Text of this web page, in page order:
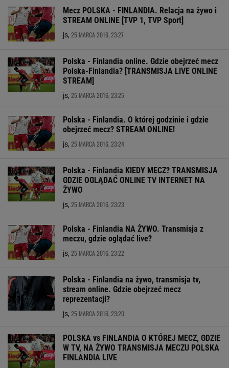
Mecz POLSKA - FINLANDIA. Relacja na żywo i
STREAM ONLINE [TVP 1, TVP Sport]
js, 25 MARCA 2016, 23:27
Polska - Finlandia online. Gdzie obejrzeć mecz
Polska-Finlandia? [TRANSMISJA LIVE ONLINE
STREAM]
js, 25 MARCA 2016, 23:25
Polska - Finlandia. O której godzinie i gdzie
obejrzeć mecz? STREAM ONLINE!
js, 25 MARCA 2016, 23:24
Polska - Finlandia KIEDY MECZ? TRANSMISJA
GDZIE OGLĄDAĆ ONLINE TV INTERNET NA
ŻYWO
js, 25 MARCA 2016, 23:23
Polska - Finlandia NA ŻYWO. Transmisja z
meczu, gdzie oglądać live?
js, 25 MARCA 2016, 23:22
Polska - Finlandia na żywo, transmisja tv,
stream online. Gdzie obejrzeć mecz
reprezentacji?
js, 25 MARCA 2016, 23:20
POLSKA vs FINLANDIA O KTÓREJ MECZ, GDZIE
W TV, NA ŻYWO TRANSMISJA MECZU POLSKA
FINLANDIA LIVE